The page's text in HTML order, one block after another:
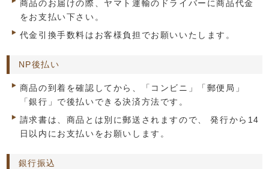
商品のお届けの際、ヤマト運輸のドライバーに商品代金
をお支払い下さい。
代金引換手数料はお客様負担でお願いいたします。
NP後払い
商品の到着を確認してから、「コンビニ」「郵便局」
「銀行」で後払いできる決済方法です。
請求書は、商品とは別に郵送されますので、 発行から14
日以内にお支払いをお願いします。
銀行振込